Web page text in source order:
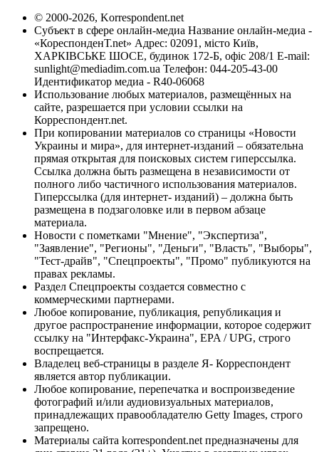
© 2000-2026, Korrespondent.net
Субъект в сфере онлайн-медиа Название онлайн-медиа -
«КореспонденТ.net» Адрес: 02091, місто Київ,
ХАРКІВСЬКЕ ШОСЕ, будинок 172-Б, офіс 208/1 E-mail:
sunlight@mediadim.com.ua Телефон: 044-205-43-00
Идентификатор медиа - R40-06068
Использование любых материалов, размещённых на
сайте, разрешается при условии ссылки на
Корреспондент.net.
При копировании материалов со страницы «Новости
Украины и мира», для интернет-изданий – обязательна
прямая открытая для поисковых систем гиперссылка.
Ссылка должна быть размещена в независимости от
полного либо частичного использования материалов.
Гиперссылка (для интернет- изданий) – должна быть
размещена в подзаголовке или в первом абзаце
материала.
Новости с пометками "Мнение", "Экспертиза",
"Заявление", "Регионы", "Деньги", "Власть", "Выборы",
"Тест-драйв", "Спецпроекты", "Промо" публикуются на
правах рекламы.
Раздел Спецпроекты создается совместно с
коммерческими партнерами.
Любое копирование, публикация, републикация и
другое распространение информации, которое содержит
ссылку на "Интерфакс-Украина", EPA / UPG, строго
воспрещается.
Владелец веб-страницы в разделе Я- Корреспондент
является автор публикации.
Любое копирование, перепечатка и воспроизведение
фотографий и/или аудиовизуальных материалов,
принадлежащих правообладателю Getty Images, строго
запрещено.
Материалы сайта korrespondent.net предназначены для